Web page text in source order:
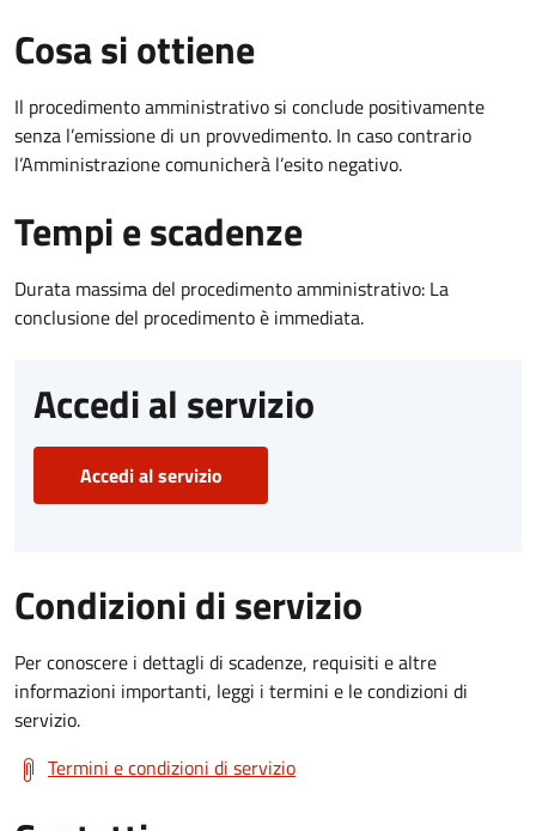
Cosa si ottiene
Il procedimento amministrativo si conclude positivamente
senza l’emissione di un provvedimento. In caso contrario
l’Amministrazione comunicherà l’esito negativo.
Tempi e scadenze
Durata massima del procedimento amministrativo: La
conclusione del procedimento è immediata.
Accedi al servizio
Accedi al servizio
Condizioni di servizio
Per conoscere i dettagli di scadenze, requisiti e altre
informazioni importanti, leggi i termini e le condizioni di
servizio.
Termini e condizioni di servizio